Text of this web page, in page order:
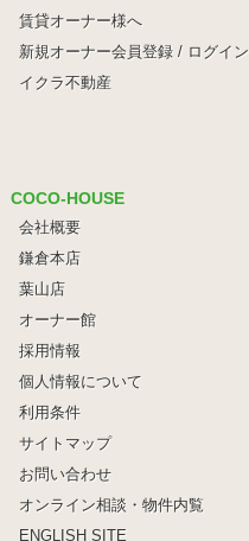
賃貸オーナー様へ
新規オーナー会員登録 / ログイン
イクラ不動産
COCO-HOUSE
会社概要
鎌倉本店
葉山店
オーナー館
採用情報
個人情報について
利用条件
サイトマップ
お問い合わせ
オンライン相談・物件内覧
ENGLISH SITE